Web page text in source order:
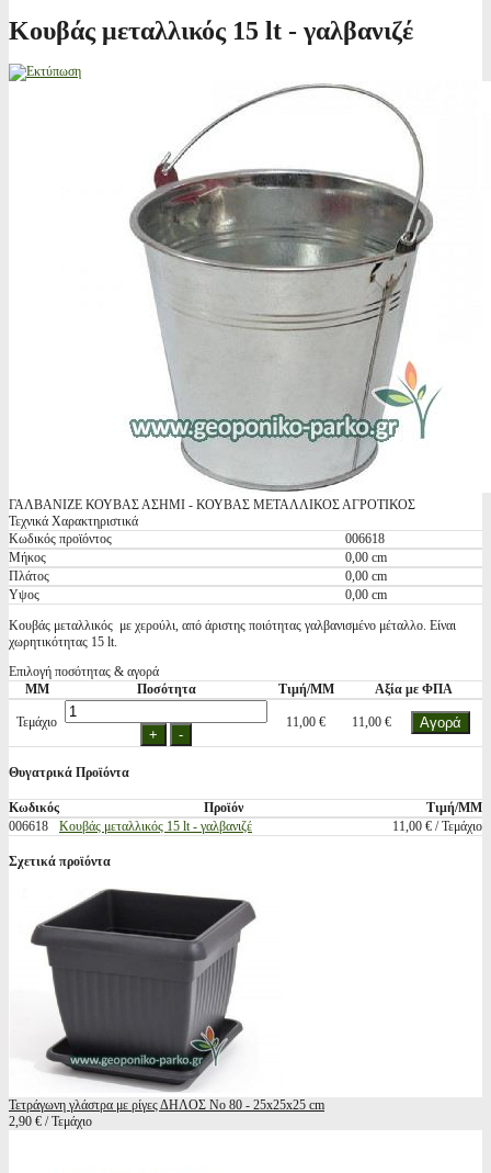
Κουβάς μεταλλικός 15 lt - γαλβανιζέ
ΓΑΛΒΑΝΙΖΕ ΚΟΥΒΑΣ ΑΣΗΜΙ - ΚΟΥΒΑΣ ΜΕΤΑΛΛΙΚΟΣ ΑΓΡΟΤΙΚΟΣ
Τεχνικά Χαρακτηριστικά
Κωδικός προϊόντος
006618
Μήκος
0,00 cm
Πλάτος
0,00 cm
Υψος
0,00 cm
Κουβάς μεταλλικός με χερούλι, από άριστης ποιότητας γαλβανισμένο μέταλλο. Είναι
χωρητικότητας 15 lt.
Επιλογή ποσότητας & αγορά
ΜΜ
Ποσότητα Τιμή/ΜΜ Αξία με ΦΠΑ
Τεμάχιο 11,00 € 11,00 €
Θυγατρικά Προϊόντα
Κωδικός Προϊόν
Τιμή/ΜΜ
006618
Κουβάς μεταλλικός 15 lt - γαλβανιζέ 11,00 € / Τεμάχιο
Σχετικά προϊόντα
Τετράγωνη γλάστρα με ρίγες ΔΗΛΟΣ Νο 80 - 25x25x25 cm
2,90 € / Τεμάχιο